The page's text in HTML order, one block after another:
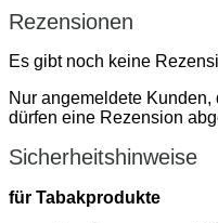
Rezensionen
Es gibt noch keine
Nur angemeldete
dürfen eine Rezension
Sicherheitshinweise
für Tabakprodukte